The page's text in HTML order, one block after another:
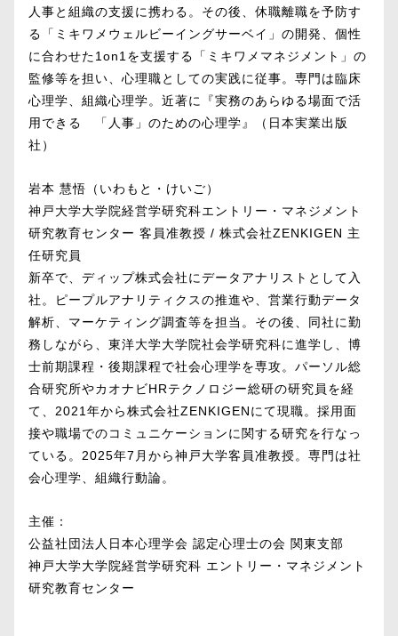
人事と組織の支援に携わる。その後、休職離職を予防す
る「ミキワメウェルビーイングサーベイ」の開発、個性
に合わせた1on1を支援する「ミキワメマネジメント」の
監修等を担い、心理職としての実践に従事。専門は臨床
心理学、組織心理学。近著に『実務のあらゆる場面で活
用できる 「人事」のための心理学』（日本実業出版
社）
岩本 慧悟（いわもと・けいご）
神戸大学大学院経営学研究科エントリー・マネジメント
研究教育センター 客員准教授 / 株式会社ZENKIGEN 主
任研究員
新卒で、ディップ株式会社にデータアナリストとして入
社。ピープルアナリティクスの推進や、営業行動データ
解析、マーケティング調査等を担当。その後、同社に勤
務しながら、東洋大学大学院社会学研究科に進学し、博
士前期課程・後期課程で社会心理学を専攻。パーソル総
合研究所やカオナビHRテクノロジー総研の研究員を経
て、2021年から株式会社ZENKIGENにて現職。採用面
接や職場でのコミュニケーションに関する研究を行なっ
ている。2025年7月から神戸大学客員准教授。専門は社
会心理学、組織行動論。
主催：
公益社団法人日本心理学会 認定心理士の会 関東支部
神戸大学大学院経営学研究科 エントリー・マネジメント
研究教育センター